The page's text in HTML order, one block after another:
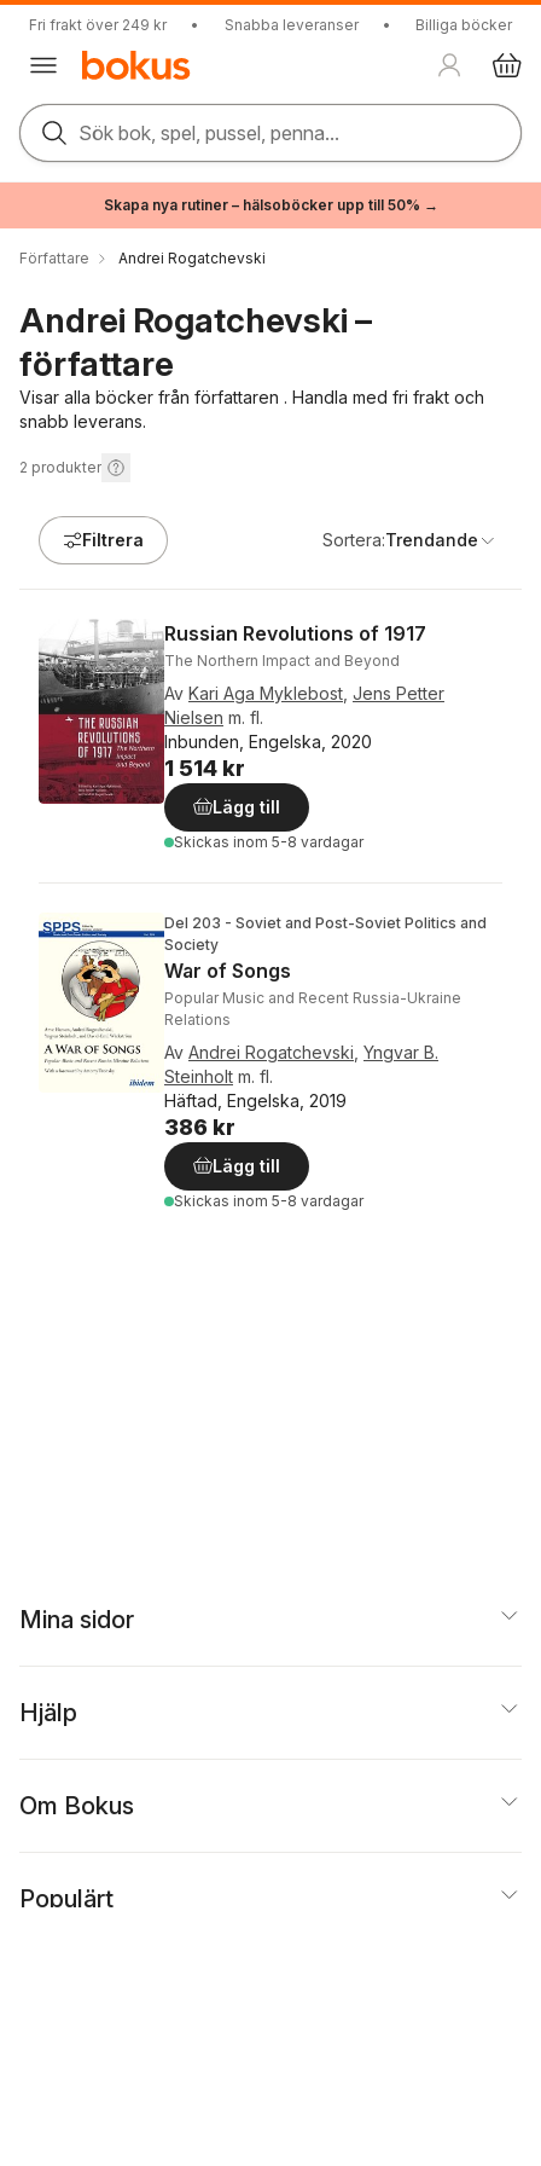
Fri frakt över 249 kr • Snabba leveranser • Billiga böcker
Sök bok, spel, pussel, penna...
Skapa nya rutiner – hälsoböcker upp till 50% →
Författare Andrei Rogatchevski
Andrei Rogatchevski –
författare
Visar alla böcker från författaren . Handla med fri frakt och
snabb leverans.
2 produkter
Filtrera Sortera:Trendande
Russian Revolutions of 1917
The Northern Impact and Beyond
Av Kari Aga Myklebost Jens Petter
Nielsen m. fl.
Inbunden, Engelska, 2020
1 514 kr
Lägg till
Skickas inom 5-8 vardagar
Del 203 - Soviet and Post-Soviet Politics and
Society
War of Songs
Popular Music and Recent Russia-Ukraine
Relations
Av Andrei Rogatchevski Yngvar B.
Steinholt m. fl.
Häftad, Engelska, 2019
386 kr
Lägg till
Skickas inom 5-8 vardagar
Mina sidor
Hjälp
Om Bokus
Populärt